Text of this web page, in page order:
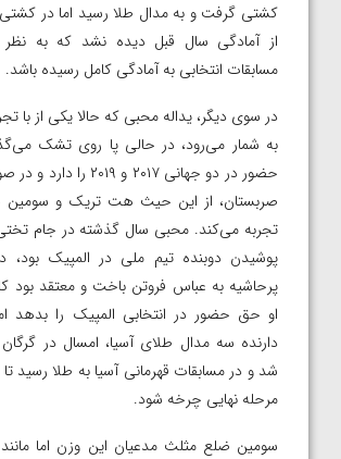
کشتی گرفت و به مدال طلا رسید اما در
از آمادگی سال قبل دیده نشد که به
مسابقات انتخابی به آمادگی کامل رسیده باشد.
در سوی دیگر، یداله محبی که حالا یکی از با
به شمار می‌رود، در حالی پا روی تشک
حضور در دو جهانی ۲۰۱۷ و
صربستان، از این حیث هت تریک و سومین
تجربه می‌کند. محبی سال گذشته در جام
پوشیدن دوبنده تیم ملی در المپیک
پرحاشیه به عباس فروتن باخت و معتقد بود
او حق حضور در انتخابی المپیک را بدهد
دارنده سه مدال طلای آسیا، امسال در
شد و در مسابقات قهرمانی آسیا به طلا رسید
مرحله نهایی چرخه شود.
سومین ضلع مثلث مدعیان این وزن اما